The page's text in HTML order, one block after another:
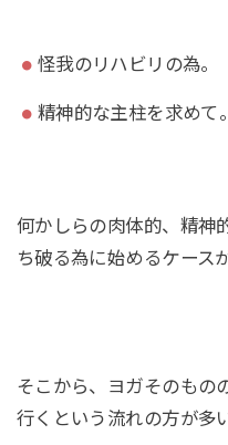
怪我のリハビリの為。
精神的な主柱を求めて。
何かしらの肉体的、精神
ち破る為に始めるケース
そこから、ヨガそのもの
行くという流れの方が多